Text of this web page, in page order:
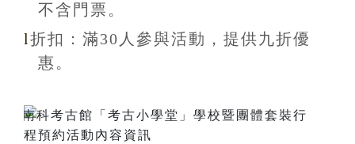
不含 門票。
l折扣 ：滿30 人參與活動，提供九折優
惠 。